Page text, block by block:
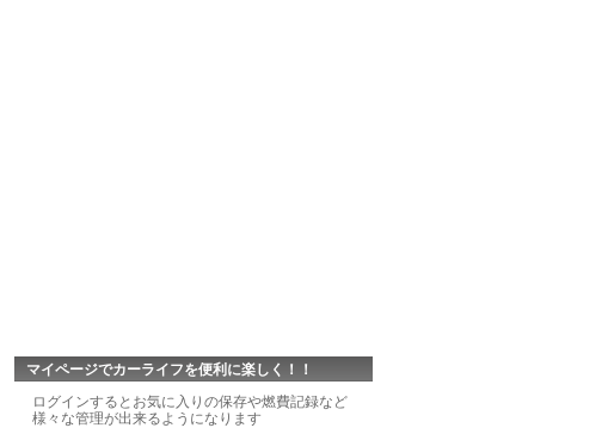
マイページでカーライフを便利に楽しく！！
ログインするとお気に入りの保存や燃費記録など
様々な管理が出来るようになります